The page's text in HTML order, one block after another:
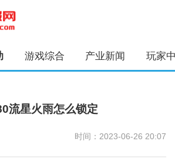
游戏综合 产业新闻 玩家
流星火雨怎么锁定
时间：2023-06-26 20:07